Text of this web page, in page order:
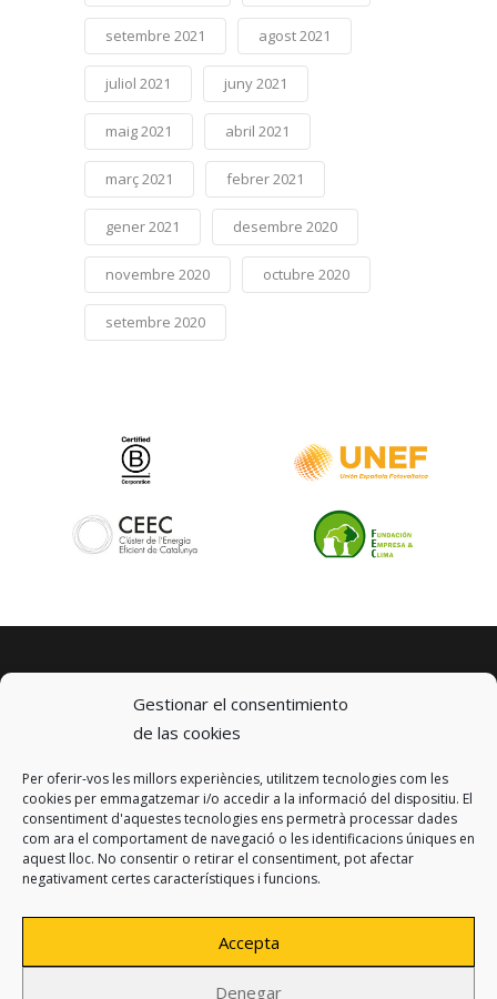
Gestionar el consentimiento
de las cookies
Per oferir-vos les millors experiències, utilitzem tecnologies com les
cookies per emmagatzemar i/o accedir a la informació del dispositiu. El
consentiment d'aquestes tecnologies ens permetrà processar dades
com ara el comportament de navegació o les identificacions úniques en
aquest lloc. No consentir o retirar el consentiment, pot afectar
negativament certes característiques i funcions.
Accepta
Denegar
setembre 2021 agost 2021
juliol 2021 juny 2021
maig 2021 abril 2021
març 2021 febrer 2021
gener 2021 desembre 2020
novembre 2020 octubre 2020
setembre 2020
© 2023 km0 Energy
Carrer Baldrich 222-226
08223 Terrassa, Barcelona
info@km0.energy
Política de privacitat